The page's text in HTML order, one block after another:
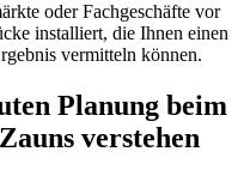
oder Fachgeschäfte vor
installiert, die Ihnen einen
vermitteln können.
Planung beim
verstehen